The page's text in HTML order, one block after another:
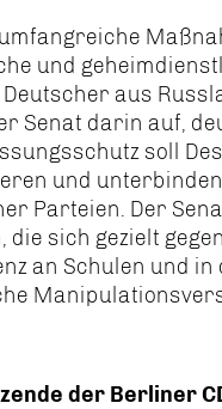
und
Deutscher aus
Senat darin auf,
soll
und
Parteien. Der
sich gezielt
an Schulen und
der Berliner